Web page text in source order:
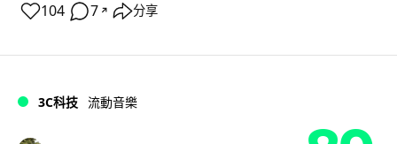
104 7 ↗ 分享
3C科技 流動音樂